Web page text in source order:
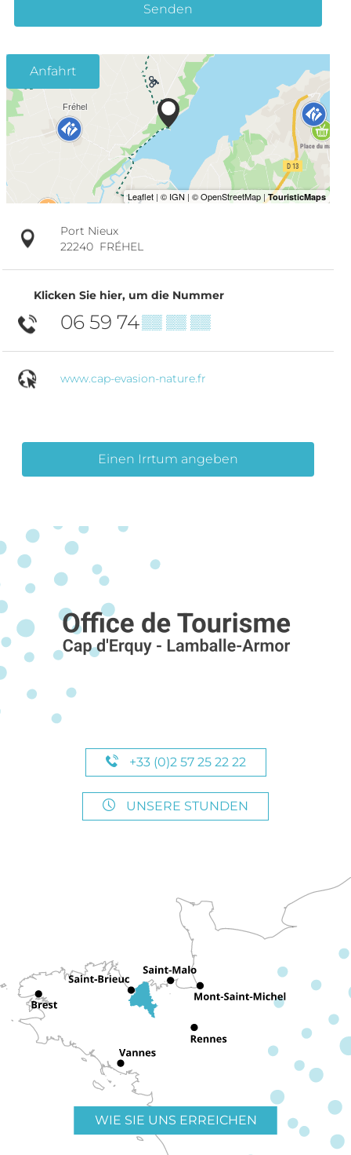
Senden
Anfahrt
Port Nieux
22240 FRÉHEL
Klicken Sie hier, um die Nummer
06 59 74▒▒ ▒▒ ▒▒
www.cap-evasion-nature.fr
Einen Irrtum angeben
+33 (0)2 57 25 22 22
UNSERE STUNDEN
WIE SIE UNS ERREICHEN